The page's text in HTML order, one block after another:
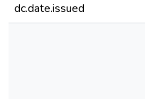
dc.date.issued